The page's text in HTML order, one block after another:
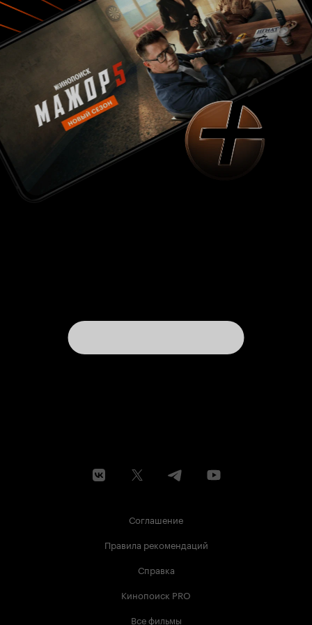
Соглашение
Правила рекомендаций
Справка
Кинопоиск PRO
Все фильмы